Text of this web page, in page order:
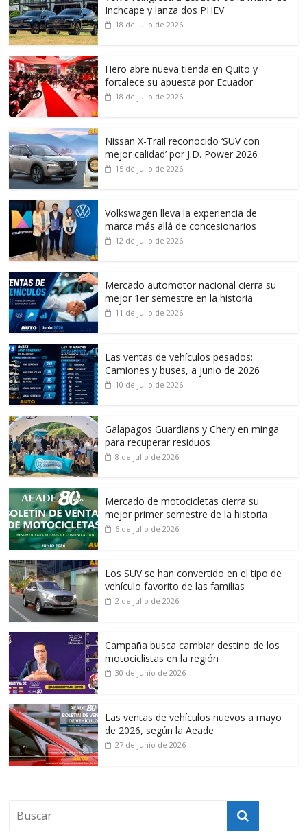
Inchcape y lanza dos PHEV
18 de julio de 2026
Hero abre nueva tienda en Quito y
fortalece su apuesta por Ecuador
18 de julio de 2026
Nissan X-Trail reconocido ‘SUV con
mejor calidad’ por J.D. Power 2026
15 de julio de 2026
Volkswagen lleva la experiencia de
marca más allá de concesionarios
12 de julio de 2026
Mercado automotor nacional cierra su
mejor 1er semestre en la historia
11 de julio de 2026
Las ventas de vehículos pesados:
Camiones y buses, a junio de 2026
10 de julio de 2026
Galapagos Guardians y Chery en minga
para recuperar residuos
8 de julio de 2026
Mercado de motocicletas cierra su
mejor primer semestre de la historia
6 de julio de 2026
Los SUV se han convertido en el tipo de
vehículo favorito de las familias
2 de julio de 2026
Campaña busca cambiar destino de los
motociclistas en la región
30 de junio de 2026
Las ventas de vehículos nuevos a mayo
de 2026, según la Aeade
27 de junio de 2026